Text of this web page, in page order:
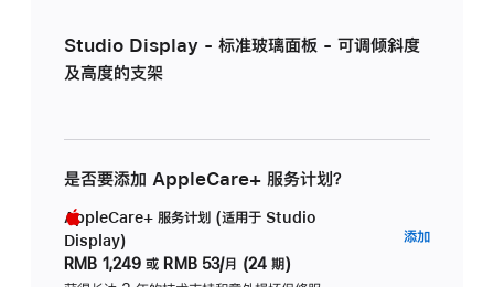
Studio Display - 标准玻璃面板 - 可调倾斜度
及高度的支架
是否要添加 AppleCare+ 服务计划？
AppleCare+ 服务计划 (适用于 Studio
Display)
RMB 1,249 或 RMB 53/月 (24 期)
添加